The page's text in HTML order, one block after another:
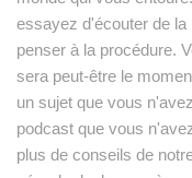
essayez d'écouter de la
penser à la procédure.
sera peut-être le
un sujet que vous
podcast que vous
plus de conseils de